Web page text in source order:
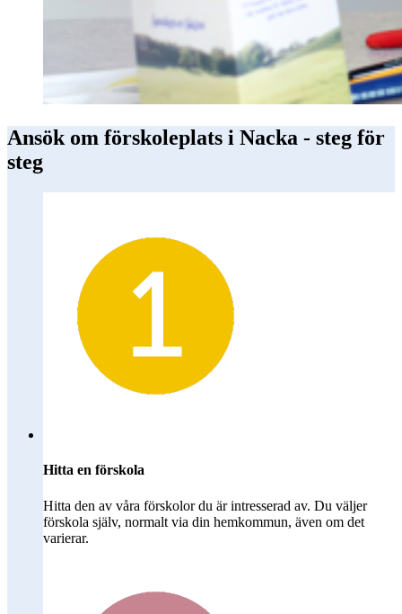
Ansök om förskoleplats i Nacka - steg för
steg
Hitta en förskola
Hitta den av våra förskolor du är intresserad av. Du väljer
förskola själv, normalt via din hemkommun, även om det
varierar.